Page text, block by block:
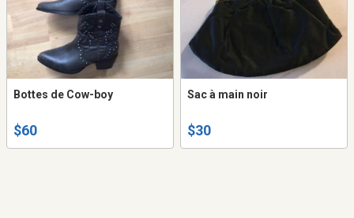
Bottes de Cow-boy
$60
Sac à main noir
$30